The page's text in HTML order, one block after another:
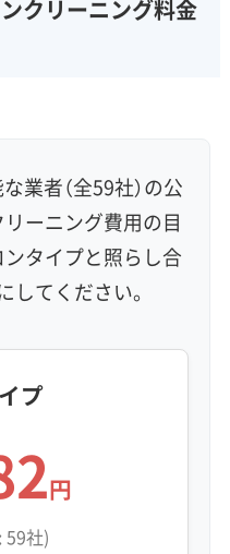
ハウスダスト除去
定期メンテナンス
クリーニング料金
業者（全59社）の公
ーニング費用の目
タイプと照らし合
してください。
プ
円
59社)